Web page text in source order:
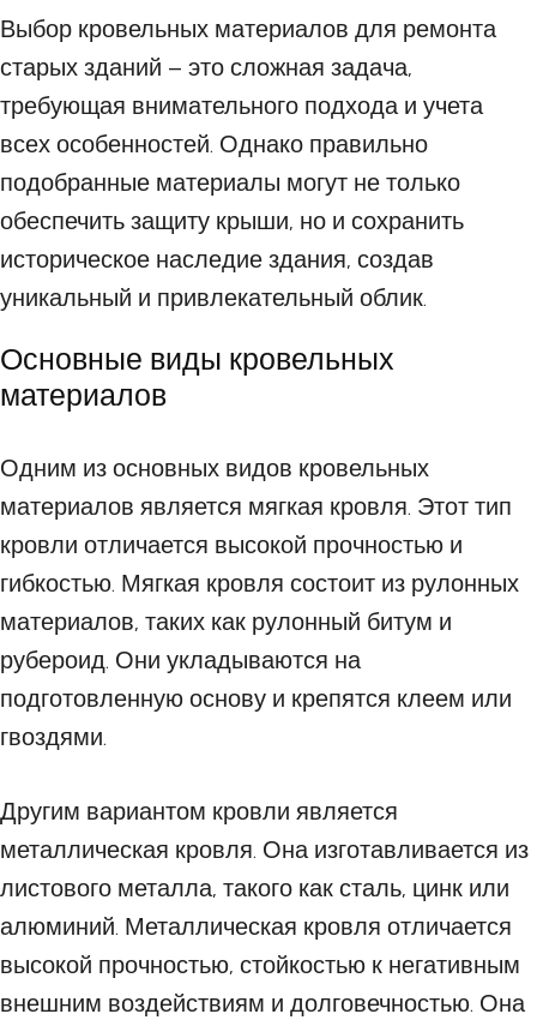
Выбор кровельных материалов для ремонта
старых зданий – это сложная задача,
требующая внимательного подхода и учета
всех особенностей. Однако правильно
подобранные материалы могут не только
обеспечить защиту крыши, но и сохранить
историческое наследие здания, создав
уникальный и привлекательный облик.
Основные виды кровельных
материалов
Одним из основных видов кровельных
материалов является мягкая кровля. Этот тип
кровли отличается высокой прочностью и
гибкостью. Мягкая кровля состоит из рулонных
материалов, таких как рулонный битум и
рубероид. Они укладываются на
подготовленную основу и крепятся клеем или
гвоздями.
Другим вариантом кровли является
металлическая кровля. Она изготавливается из
листового металла, такого как сталь, цинк или
алюминий. Металлическая кровля отличается
высокой прочностью, стойкостью к негативным
внешним воздействиям и долговечностью. Она